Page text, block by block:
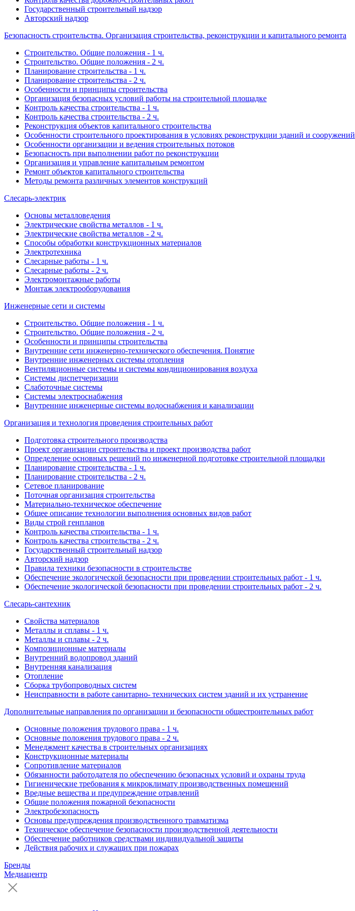
Государственный строительный надзор
Авторский надзор
Безопасность строительства. Организация строительства, реконструкции и капитального ремонта
Строительство. Общие положения - 1 ч.
Строительство. Общие положения - 2 ч.
Планирование строительства - 1 ч.
Планирование строительства - 2 ч.
Особенности и принципы строительства
Организация безопасных условий работы на строительной площадке
Контроль качества строительства - 1 ч.
Контроль качества строительства - 2 ч.
Реконструкция объектов капитального строительства
Особенности строительного проектирования в условиях реконструкции зданий и сооружений
Особенности организации и ведения строительных потоков
Безопасность при выполнении работ по реконструкции
Организация и управление капитальным ремонтом
Ремонт объектов капитального строительства
Методы ремонта различных элементов конструкций
Слесарь-электрик
Основы металловедения
Электрические свойства металлов - 1 ч.
Электрические свойства металлов - 2 ч.
Способы обработки конструкционных материалов
Электротехника
Слесарные работы - 1 ч.
Слесарные работы - 2 ч.
Электромонтажные работы
Монтаж электрооборудования
Инженерные сети и системы
Строительство. Общие положения - 1 ч.
Строительство. Общие положения - 2 ч.
Особенности и принципы строительства
Внутренние сети инженерно-технического обеспечения. Понятие
Внутренние инженерных системы отопления
Вентиляционные системы и системы кондиционирования воздуха
Системы диспетчеризации
Слаботочные системы
Системы электроснабжения
Внутренние инженерные системы водоснабжения и канализации
Организация и технология проведения строительных работ
Подготовка строительного производства
Проект организации строительства и проект производства работ
Определение основных решений по инженерной подготовке строительной площадки
Планирование строительства - 1 ч.
Планирование строительства - 2 ч.
Сетевое планирование
Поточная организация строительства
Материально-техническое обеспечение
Общее описание технологии выполнения основных видов работ
Виды строй генпланов
Контроль качества строительства - 1 ч.
Контроль качества строительства - 2 ч.
Государственный строительный надзор
Авторский надзор
Правила техники безопасности в строительстве
Обеспечение экологической безопасности при проведении строительных работ - 1 ч.
Обеспечение экологической безопасности при проведении строительных работ - 2 ч.
Слесарь-сантехник
Свойства материалов
Металлы и сплавы - 1 ч.
Металлы и сплавы - 2 ч.
Композиционные материалы
Внутренний водопровод зданий
Внутренняя канализация
Отопление
Сборка трубопроводных систем
Неисправности в работе санитарно- технических систем зданий и их устранение
Дополнительные направления по организации и безопасности общестроительных работ
Основные положения трудового права - 1 ч.
Основные положения трудового права - 2 ч.
Менеджмент качества в строительных организациях
Конструкционные материалы
Сопротивление материалов
Обязанности работодателя по обеспечению безопасных условий и охраны труда
Гигиенические требования к микроклимату производственных помещений
Вредные вещества и предупреждение отравлений
Общие положения пожарной безопасности
Электробезопасность
Основы предупреждения производственного травматизма
Техническое обеспечение безопасности производственной деятельности
Обеспечение работников средствами индивидуальной защиты
Действия рабочих и служащих при пожарах
Бренды
Медиацентр